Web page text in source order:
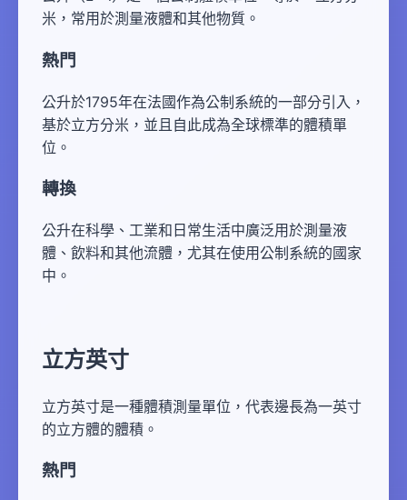
米，常用於測量液體和其他物質。
熱門
公升於1795年在法國作為公制系統的一部分引入，
基於立方分米，並且自此成為全球標準的體積單
位。
轉換
公升在科學、工業和日常生活中廣泛用於測量液
體、飲料和其他流體，尤其在使用公制系統的國家
中。
立方英寸
立方英寸是一種體積測量單位，代表邊長為一英寸
的立方體的體積。
熱門